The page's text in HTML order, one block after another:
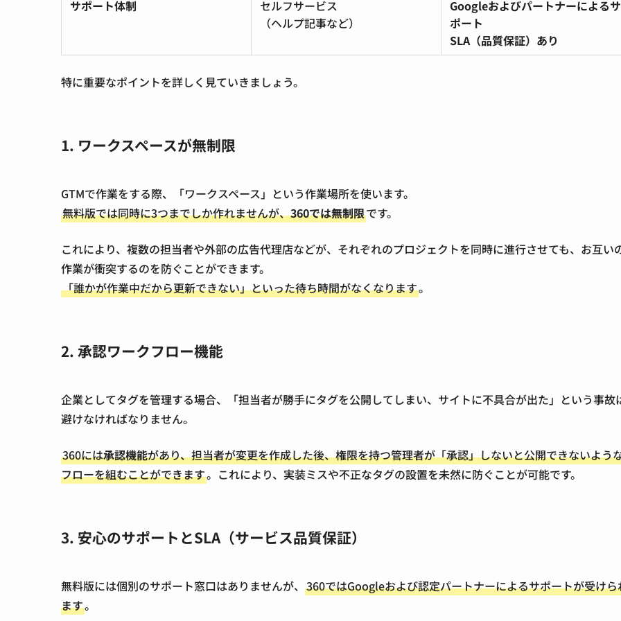
サポート体制
セルフサービス
（ヘルプ記事など）
Googleおよびパートナーによるサ
ポート
SLA（品質保証）あり
特に重要なポイントを詳しく見ていきましょう。
1. ワークスペースが無制限
GTMで作業をする際、「ワークスペース」という作業場所を使います。
無料版では同時に3つまでしか作れませんが、360では無制限です。
これにより、複数の担当者や外部の広告代理店などが、それぞれのプロジェクトを同時に進行させても、お互い
作業が衝突するのを防ぐことができます。
「誰かが作業中だから更新できない」といった待ち時間がなくなります。
2. 承認ワークフロー機能
企業としてタグを管理する場合、「担当者が勝手にタグを公開してしまい、サイトに不具合が出た」という事故
避けなければなりません。
360には承認機能があり、担当者が変更を作成した後、権限を持つ管理者が「承認」しないと公開できないよう
フローを組むことができます。これにより、実装ミスや不正なタグの設置を未然に防ぐことが可能です。
3. 安心のサポートとSLA（サービス品質保証）
無料版には個別のサポート窓口はありませんが、 360ではGoogleおよび認定パートナーによるサポートが受けら
ます。